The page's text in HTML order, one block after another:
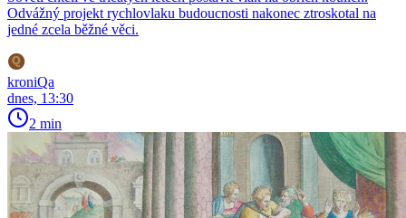
Odvážný projekt rychlovlaku budoucnosti nakonec ztroskotal na
jedné zcela běžné věci.
kroniQa
dnes, 13:30
2 min